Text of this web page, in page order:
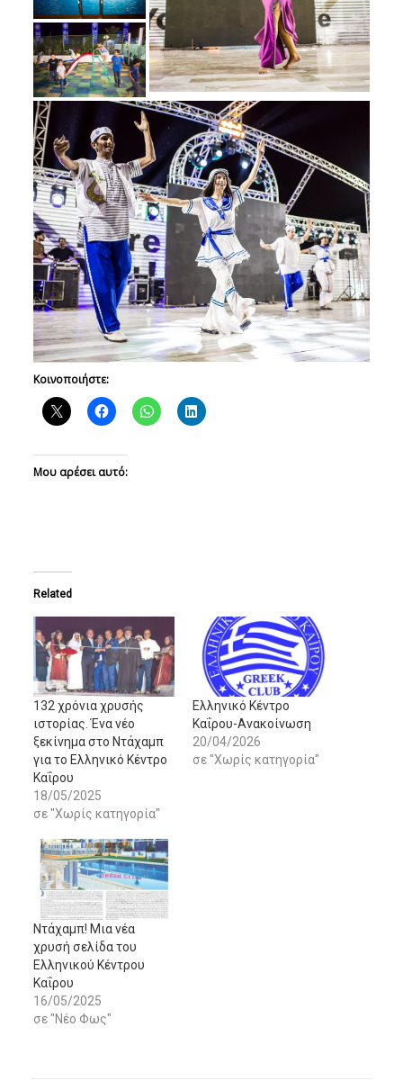
Κοινοποιήστε:
Μου αρέσει αυτό:
Related
132 χρόνια χρυσής
ιστορίας. Ένα νέο
ξεκίνημα στο Ντάχαμπ
για το Ελληνικό Κέντρο
Καΐρου
18/05/2025
σε "Χωρίς κατηγορία"
Ελληνικό Κέντρο
Καΐρου-Ανακοίνωση
20/04/2026
σε "Χωρίς κατηγορία"
Ντάχαμπ! Μια νέα
χρυσή σελίδα του
Ελληνικού Κέντρου
Καΐρου
16/05/2025
σε "Νέο Φως"